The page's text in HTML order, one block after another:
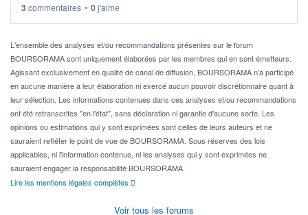
3 commentaires • 0j'aime
L'ensemble des analyses et/ou recommandations présentes sur le forum
BOURSORAMA sont uniquement élaborées par les membres qui en sont émetteurs.
Agissant exclusivement en qualité de canal de diffusion, BOURSORAMA n'a participé
en aucune manière à leur élaboration ni exercé aucun pouvoir discrétionnaire quant à
leur sélection. Les informations contenues dans ces analyses et/ou recommandations
ont été retranscrites "en l'état", sans déclaration ni garantie d'aucune sorte. Les
opinions ou estimations qui y sont exprimées sont celles de leurs auteurs et ne
sauraient refléter le point de vue de BOURSORAMA. Sous réserves des lois
applicables, ni l'information contenue, ni les analyses qui y sont exprimées ne
sauraient engager la responsabilité BOURSORAMA.
Lire les mentions légales complètes
Voir tous les forums